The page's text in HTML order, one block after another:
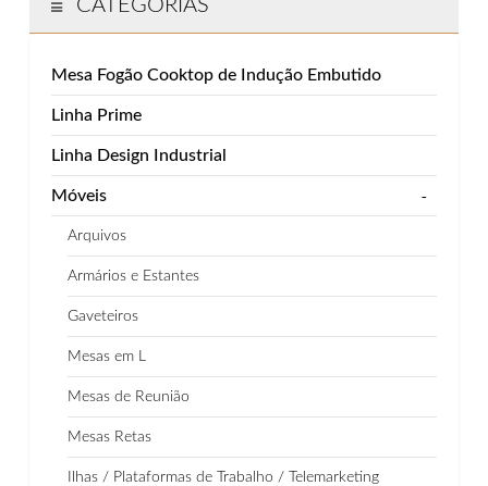
CATEGORIAS
Mesa Fogão Cooktop de Indução Embutido
Linha Prime
Linha Design Industrial
Móveis -
Arquivos
Armários e Estantes
Gaveteiros
Mesas em L
Mesas de Reunião
Mesas Retas
Ilhas / Plataformas de Trabalho / Telemarketing